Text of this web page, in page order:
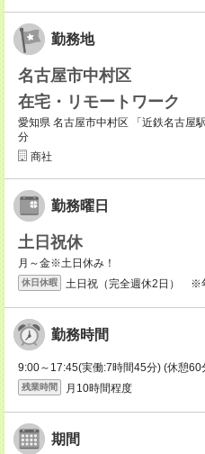
勤務地
名古屋市中村区
在宅・リモートワーク
愛知県 名古屋市中村区 「近鉄名古屋
分
商社
勤務曜日
土日祝休
月～金※土日休み！
休日休暇 土日祝（完全週休2日） ※
勤務時間
9:00～17:45(実働:7時間45分) (休憩60
残業時間 月10時間程度
期間